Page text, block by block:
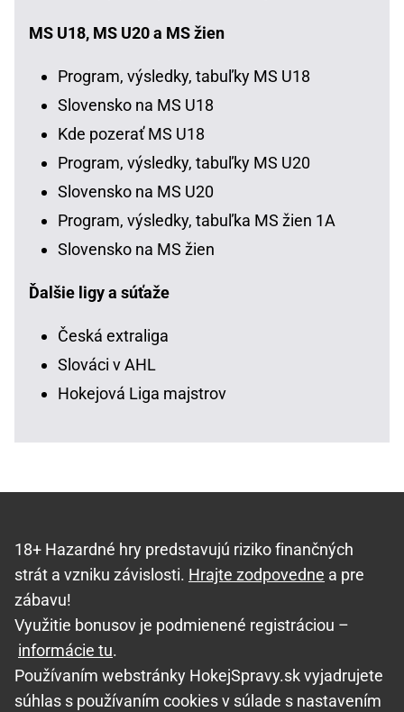
MS U18, MS U20 a MS žien
Program, výsledky, tabuľky MS U18
Slovensko na MS U18
Kde pozerať MS U18
Program, výsledky, tabuľky MS U20
Slovensko na MS U20
Program, výsledky, tabuľka MS žien 1A
Slovensko na MS žien
Ďalšie ligy a súťaže
Česká extraliga
Slováci v AHL
Hokejová Liga majstrov
18+ Hazardné hry predstavujú riziko finančných
strát a vzniku závislosti. Hrajte zodpovedne a pre
zábavu!
Využitie bonusov je podmienené registráciou –
informácie tu.
Používaním webstránky HokejSpravy.sk vyjadrujete
súhlas s používaním cookies v súlade s nastavením